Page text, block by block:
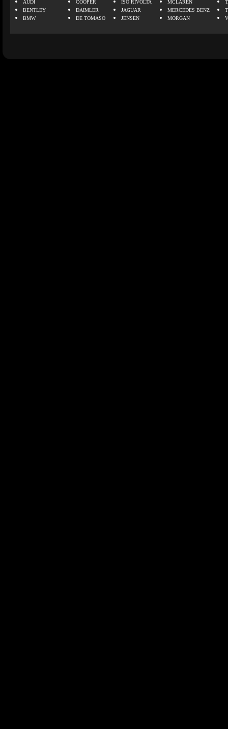
AUDI
BENTLEY
BMW
COOPER
DAIMLER
DE TOMASO
ISO RIVOLTA
JAGUAR
JENSEN
MCLAREN
MERCEDES BENZ
MORGAN